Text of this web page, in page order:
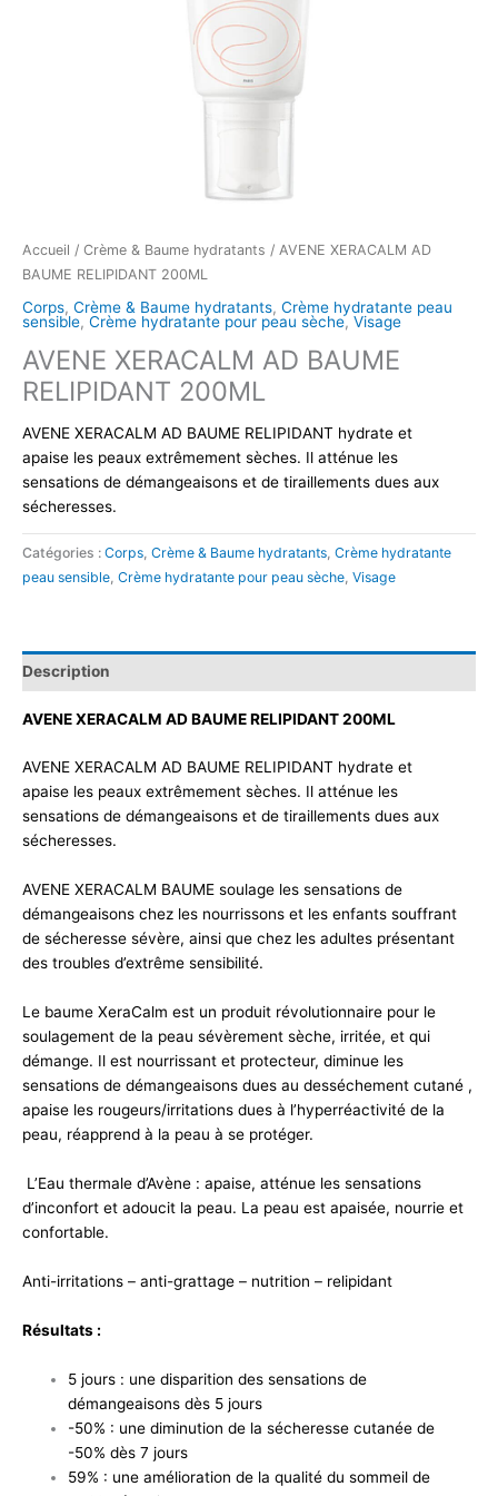
Accueil / Crème & Baume hydratants / AVENE XERACALM AD
BAUME RELIPIDANT 200ML
Corps, Crème & Baume hydratants, Crème hydratante peau
sensible, Crème hydratante pour peau sèche, Visage
AVENE XERACALM AD BAUME
RELIPIDANT 200ML
AVENE XERACALM AD BAUME RELIPIDANT hydrate et
apaise les peaux extrêmement sèches. Il atténue les
sensations de démangeaisons et de tiraillements dues aux
sécheresses.
Catégories : Corps, Crème & Baume hydratants, Crème hydratante
peau sensible, Crème hydratante pour peau sèche, Visage
Description
AVENE XERACALM AD BAUME RELIPIDANT 200ML
AVENE XERACALM AD BAUME RELIPIDANT hydrate et
apaise les peaux extrêmement sèches. Il atténue les
sensations de démangeaisons et de tiraillements dues aux
sécheresses.
AVENE XERACALM BAUME soulage les sensations de
démangeaisons chez les nourrissons et les enfants souffrant
de sécheresse sévère, ainsi que chez les adultes présentant
des troubles d’extrême sensibilité.
Le baume XeraCalm est un produit révolutionnaire pour le
soulagement de la peau sévèrement sèche, irritée, et qui
démange. Il est nourrissant et protecteur, diminue les
sensations de démangeaisons dues au desséchement cutané ,
apaise les rougeurs/irritations dues à l’hyperréactivité de la
peau, réapprend à la peau à se protéger.
L’Eau thermale d’Avène : apaise, atténue les sensations
d’inconfort et adoucit la peau. La peau est apaisée, nourrie et
confortable.
Anti-irritations – anti-grattage – nutrition – relipidant
Résultats :
5 jours : une disparition des sensations de
démangeaisons dès 5 jours
-50% : une diminution de la sécheresse cutanée de
-50% dès 7 jours
59% : une amélioration de la qualité du sommeil de